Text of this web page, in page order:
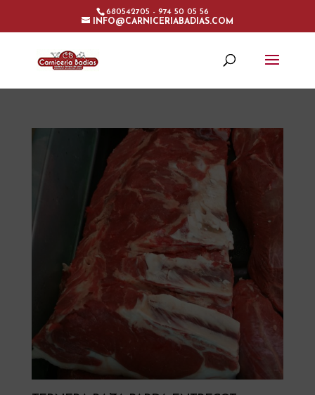
680542705 - 974 50 05 56
INFO@CARNICERIABADIAS.COM